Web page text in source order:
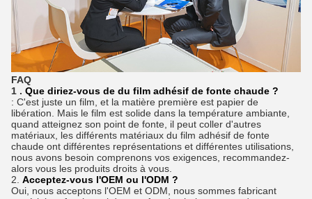
FAQ
1 . Que diriez-vous de du film adhésif de fonte chaude ?
: C'est juste un film, et la matière première est papier de
libération. Mais le film est solide dans la température ambiante,
quand atteignez son point de fonte, il peut coller d'autres
matériaux, les différents matériaux du film adhésif de fonte
chaude ont différentes représentations et différentes utilisations,
nous avons besoin comprenons vos exigences, recommandez-
alors vous les produits droits à vous.
2. Acceptez-vous l'OEM ou l'ODM ?
Oui, nous acceptons l'OEM et ODM, nous sommes fabricant